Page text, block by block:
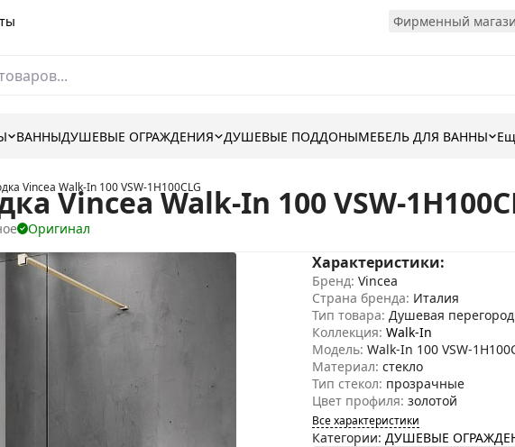
Фирменный
ВАННЫДУШЕВЫЕ ОГРАЖДЕНИЯ ДУШЕВЫЕ ПОДДОНЫМЕБЕЛЬ ДЛЯ ВАННЫ
Vincea Walk-In 100 VSW-1H100CLG
Vincea Walk-In 100 VSW-
Оригинал
Характеристики:
Бренд: Vincea
Страна бренда: Италия
Тип товара: Душевая
Коллекция: Walk-In
Модель: Walk-In 100 VSW-
Материал: стекло
Тип стекол: прозрачные
Цвет профиля: золотой
Все характеристики
Категории: ДУШЕВЫЕ